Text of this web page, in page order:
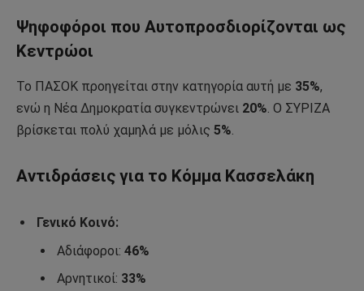
Ψηφοφόροι που Αυτοπροσδιορίζονται ως
Κεντρώοι
Το ΠΑΣΟΚ προηγείται στην κατηγορία αυτή με 35%,
ενώ η Νέα Δημοκρατία συγκεντρώνει 20%. Ο ΣΥΡΙΖΑ
βρίσκεται πολύ χαμηλά με μόλις 5%.
Αντιδράσεις για το Κόμμα Κασσελάκη
Γενικό Κοινό:
Αδιάφοροι: 46%
Αρνητικοί: 33%